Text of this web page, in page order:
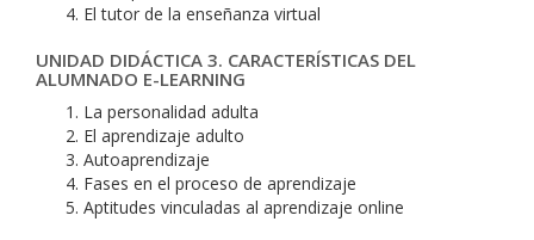
El tutor de la enseñanza virtual
UNIDAD DIDÁCTICA 3. CARACTERÍSTICAS DEL
ALUMNADO E-LEARNING
La personalidad adulta
El aprendizaje adulto
Autoaprendizaje
Fases en el proceso de aprendizaje
Aptitudes vinculadas al aprendizaje online